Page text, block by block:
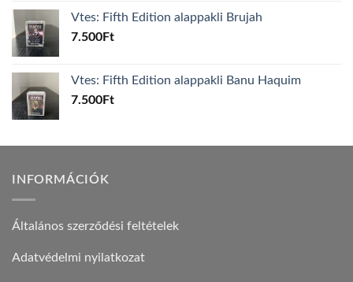
Vtes: Fifth Edition alappakli Brujah
7.500Ft
Vtes: Fifth Edition alappakli Banu Haquim
7.500Ft
INFORMÁCIÓK
Általános szerződési feltételek
Adatvédelmi nyilatkozat